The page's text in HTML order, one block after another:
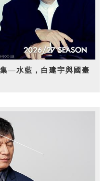
—水藍，白建宇與國臺